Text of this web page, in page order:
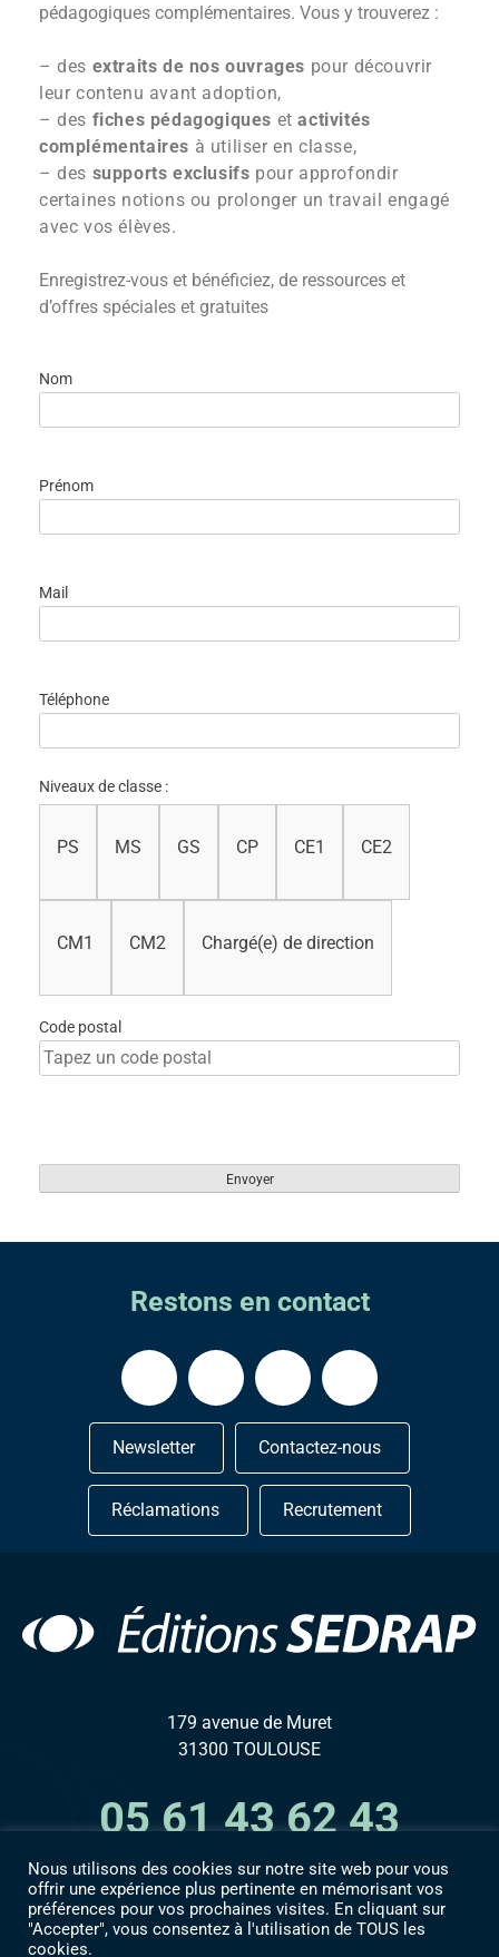
pédagogiques complémentaires. Vous y trouverez :
– des extraits de nos ouvrages pour découvrir
leur contenu avant adoption,
– des fiches pédagogiques etactivités
complémentaires à utiliser en classe,
– des supports exclusifs pour approfondir
certaines notions ou prolonger un travail engagé
avec vos élèves.
Enregistrez-vous et bénéficiez, de ressources et
d’offres spéciales et gratuites
Nom
Prénom
Mail
Téléphone
Niveaux de classe :
PS MS GS CP CE1 CE2
CM1 CM2 Chargé(e) de direction
Code postal
Restons en contact
Newsletter Contactez-nous
Réclamations Recrutement
179 avenue de Muret
31300 TOULOUSE
05 61 43 62 43
Accès espace numérique
Nous utilisons des cookies sur notre site web pour vous
offrir une expérience plus pertinente en mémorisant vos
préférences pour vos prochaines visites. En cliquant sur
"Accepter", vous consentez à l'utilisation de TOUS les
cookies.